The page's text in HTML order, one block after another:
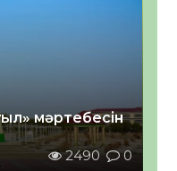
мәртебесін
2490 0